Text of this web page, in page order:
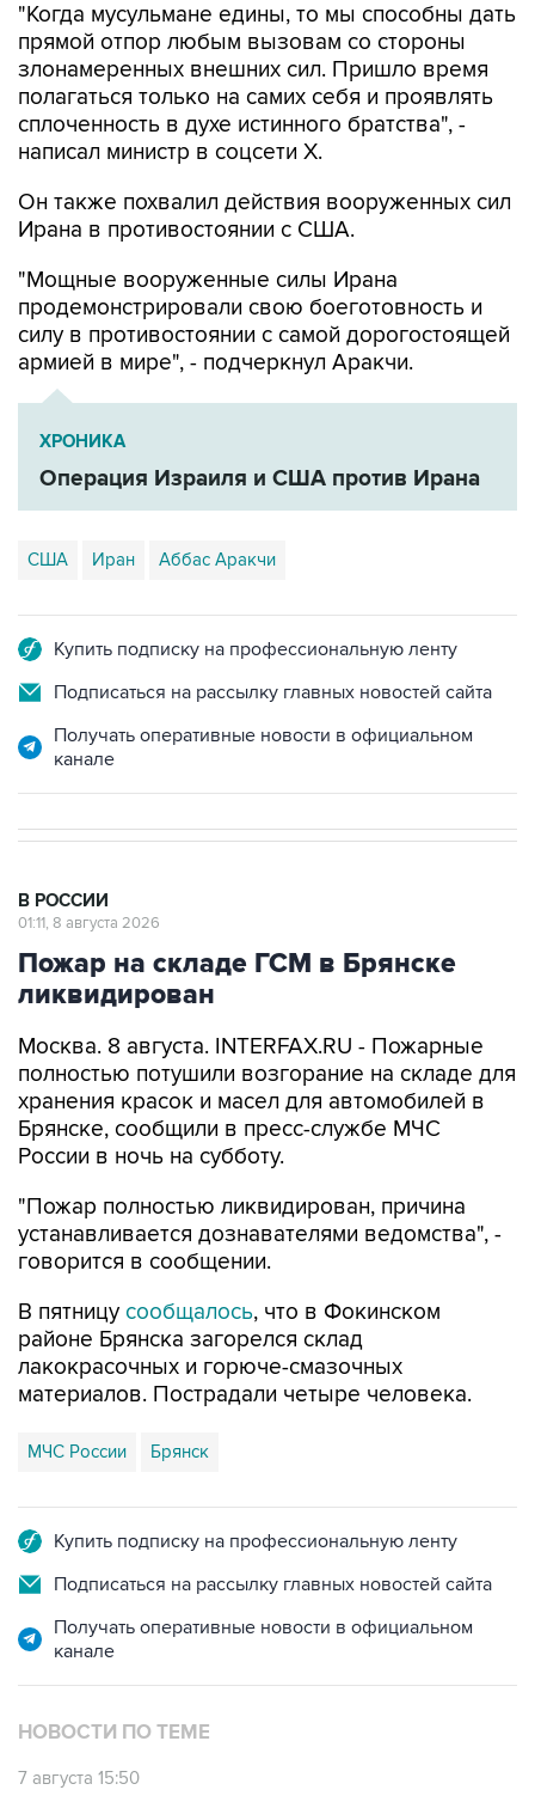
"Когда мусульмане едины, то мы способны дать
прямой отпор любым вызовам со стороны
злонамеренных внешних сил. Пришло время
полагаться только на самих себя и проявлять
сплоченность в духе истинного братства", -
написал министр в соцсети Х.
Он также похвалил действия вооруженных сил
Ирана в противостоянии с США.
"Мощные вооруженные силы Ирана
продемонстрировали свою боеготовность и
силу в противостоянии с самой дорогостоящей
армией в мире", - подчеркнул Аракчи.
ХРОНИКА
Операция Израиля и США против Ирана
США Иран Аббас Аракчи
Купить подписку на профессиональную ленту
Подписаться на рассылку главных новостей сайта
Получать оперативные новости в официальном
канале
В РОССИИ
01:11, 8 августа 2026
Пожар на складе ГСМ в Брянске
ликвидирован
Москва. 8 августа. INTERFAX.RU - Пожарные
полностью потушили возгорание на складе для
хранения красок и масел для автомобилей в
Брянске, сообщили в пресс-службе МЧС
России в ночь на субботу.
"Пожар полностью ликвидирован, причина
устанавливается дознавателями ведомства", -
говорится в сообщении.
В пятницу сообщалось, что в Фокинском
районе Брянска загорелся склад
лакокрасочных и горюче-смазочных
материалов. Пострадали четыре человека.
МЧС России Брянск
Купить подписку на профессиональную ленту
Подписаться на рассылку главных новостей сайта
Получать оперативные новости в официальном
канале
НОВОСТИ ПО ТЕМЕ
7 августа 15:50